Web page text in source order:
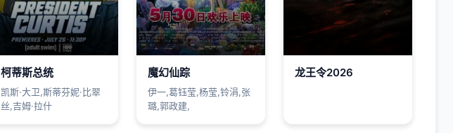
柯蒂斯总统
凯斯·大卫,斯蒂芬妮·比翠
丝,吉姆·拉什
魔幻仙踪
伊一,葛钰莹,杨莹,铃涓,张
璐,郭政建,
龙王令2026